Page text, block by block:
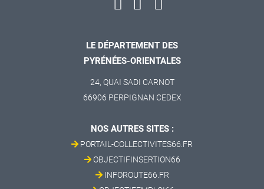
LE DÉPARTEMENT DES
PYRÉNÉES-ORIENTALES
24, QUAI SADI CARNOT
66906 PERPIGNAN CEDEX
NOS AUTRES SITES :
PORTAIL-COLLECTIVITES66.FR
OBJECTIFINSERTION66
INFOROUTE66.FR